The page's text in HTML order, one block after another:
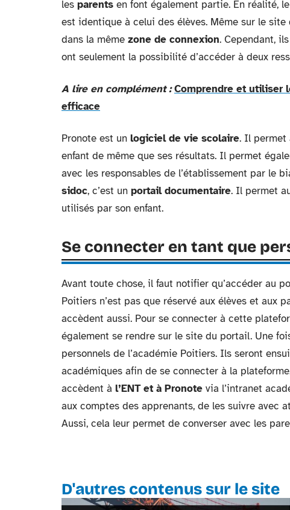
les parents en font également partie. En réalité,
est identique à celui des élèves. Même sur le site
dans la même zone de connexion. Cependant,
ont seulement la possibilité d’accéder à deux
A lire en complément : Comprendre et utiliser
efficace
Pronote est un logiciel de vie scolaire. Il permet
enfant de même que ses résultats. Il permet
avec les responsables de l’établissement par le
sidoc, c’est un portail documentaire. Il permet
utilisés par son enfant.
Se connecter en tant que
Avant toute chose, il faut notifier qu’accéder au
Poitiers n’est pas que réservé aux élèves et aux
accèdent aussi. Pour se connecter à cette
également se rendre sur le site du portail. Une
personnels de l’académie Poitiers. Ils seront
académiques afin de se connecter à la
accèdent à l’ENT et à Pronote via l’intranet
aux comptes des apprenants, de les suivre avec
Aussi, cela leur permet de converser avec les
D'autres contenus sur le site